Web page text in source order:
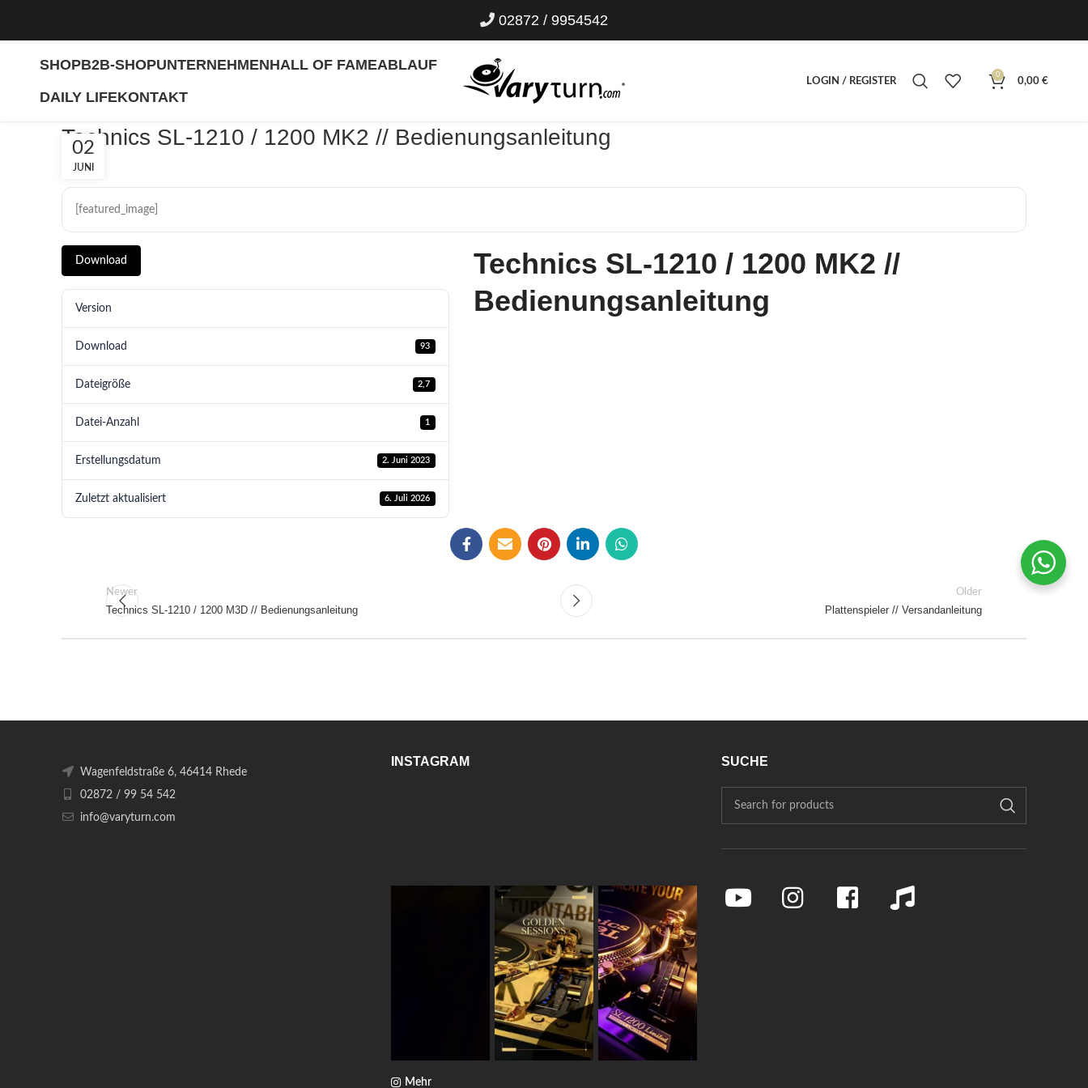
02872 / 9954542
SHOPB2B-SHOPUNTERNEHMENHALL OF FAMEABLAUF
DAILY LIFEKONTAKT
LOGIN / REGISTER
0
0,00€
Technics SL-1210 / 1200 MK2 // Bedienungsanleitung
02
JUNI
[featured_image]
Download
Version
Download 93
Dateigröße 2,7
Datei-Anzahl 1
Erstellungsdatum 2. Juni 2023
Zuletzt aktualisiert 6. Juli 2026
Technics SL-1210 / 1200 MK2 //
Bedienungsanleitung
Newer
Technics SL-1210 / 1200 M3D // Bedienungsanleitung
Older
Plattenspieler // Versandanleitung
Wagenfeldstraße 6, 46414 Rhede
02872 / 99 54 542
info@varyturn.com
INSTAGRAM
Mehr
SUCHE